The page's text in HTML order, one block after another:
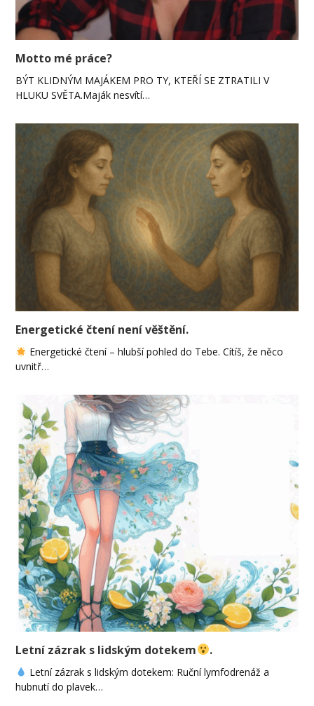
Motto mé práce?
BÝT KLIDNÝM MAJÁKEM PRO TY, KTEŘÍ SE ZTRATILI V
HLUKU SVĚTA.Maják nesvítí…
Energetické čtení není věštění.
Energetické čtení – hlubší pohled do Tebe. Cítíš, že něco
uvnitř…
Letní zázrak s lidským dotekem .
Letní zázrak s lidským dotekem: Ruční lymfodrenáž a
hubnutí do plavek…